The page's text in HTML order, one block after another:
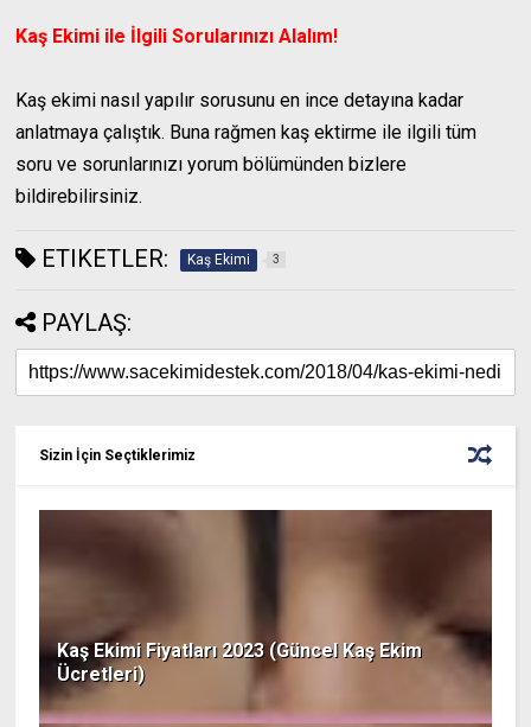
Kaş Ekimi ile İlgili Sorularınızı Alalım!
Kaş ekimi nasıl yapılır sorusunu en ince detayına kadar
anlatmaya çalıştık. Buna rağmen kaş ektirme ile ilgili tüm
soru ve sorunlarınızı yorum bölümünden bizlere
bildirebilirsiniz.
ETIKETLER: Kaş Ekimi 3
PAYLAŞ:
Sizin İçin Seçtiklerimiz
Kaş Ekimi Fiyatları 2023 (Güncel Kaş Ekim
Ücretleri)